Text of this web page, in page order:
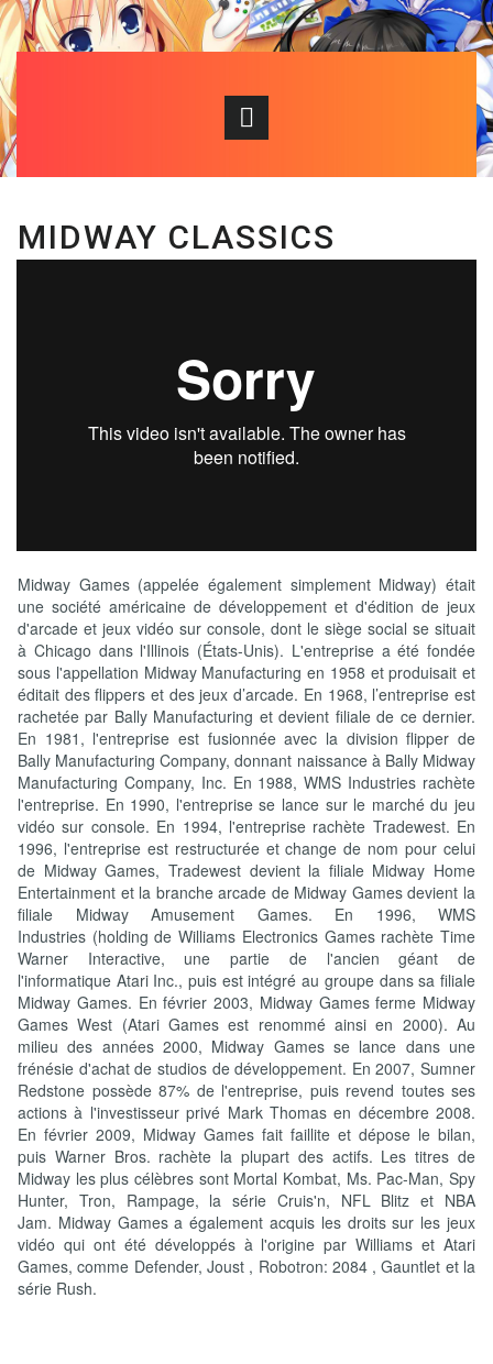
MIDWAY CLASSICS
Midway Games (appelée également simplement Midway) était
une société américaine de développement et d'édition de jeux
d'arcade et jeux vidéo sur console, dont le siège social se situait
à Chicago dans l'Illinois (États-Unis). L'entreprise a été fondée
sous l'appellation Midway Manufacturing en 1958 et produisait et
éditait des flippers et des jeux d’arcade. En 1968, l’entreprise est
rachetée par Bally Manufacturing et devient filiale de ce dernier.
En 1981, l'entreprise est fusionnée avec la division flipper de
Bally Manufacturing Company, donnant naissance à Bally Midway
Manufacturing Company, Inc. En 1988, WMS Industries rachète
l'entreprise. En 1990, l'entreprise se lance sur le marché du jeu
vidéo sur console. En 1994, l'entreprise rachète Tradewest. En
1996, l'entreprise est restructurée et change de nom pour celui
de Midway Games, Tradewest devient la filiale Midway Home
Entertainment et la branche arcade de Midway Games devient la
filiale Midway Amusement Games. En 1996, WMS
Industries (holding de Williams Electronics Games rachète Time
Warner Interactive, une partie de l'ancien géant de
l'informatique Atari Inc., puis est intégré au groupe dans sa filiale
Midway Games. En février 2003, Midway Games ferme Midway
Games West (Atari Games est renommé ainsi en 2000). Au
milieu des années 2000, Midway Games se lance dans une
frénésie d'achat de studios de développement. En 2007, Sumner
Redstone possède 87% de l'entreprise, puis revend toutes ses
actions à l'investisseur privé Mark Thomas en décembre 2008.
En février 2009, Midway Games fait faillite et dépose le bilan,
puis Warner Bros. rachète la plupart des actifs. Les titres de
Midway les plus célèbres sont Mortal Kombat, Ms. Pac-Man, Spy
Hunter, Tron, Rampage, la série Cruis'n, NFL Blitz et NBA
Jam. Midway Games a également acquis les droits sur les jeux
vidéo qui ont été développés à l'origine par Williams et Atari
Games, comme Defender, Joust , Robotron: 2084 , Gauntlet et la
série Rush.